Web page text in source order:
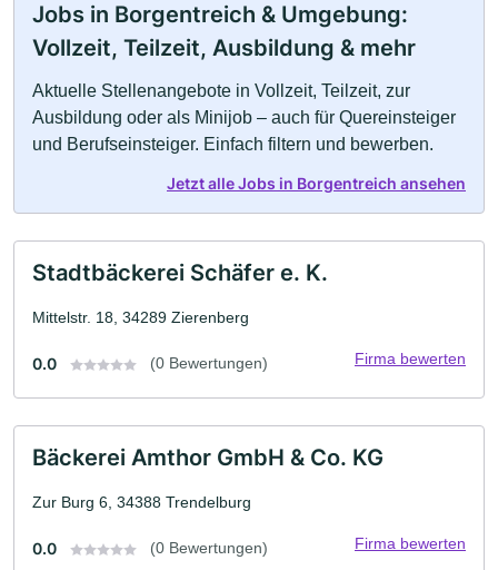
Jobs in Borgentreich & Umgebung:
Vollzeit, Teilzeit, Ausbildung & mehr
Aktuelle Stellenangebote in Vollzeit, Teilzeit, zur
Ausbildung oder als Minijob – auch für Quereinsteiger
und Berufseinsteiger. Einfach filtern und bewerben.
Jetzt alle Jobs in Borgentreich ansehen
Stadtbäckerei Schäfer e. K.
Mittelstr. 18, 34289 Zierenberg
0.0 (0 Bewertungen) Firma bewerten
Bäckerei Amthor GmbH & Co. KG
Zur Burg 6, 34388 Trendelburg
0.0 (0 Bewertungen) Firma bewerten